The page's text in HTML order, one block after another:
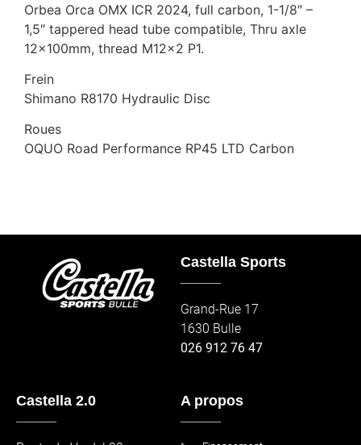
Orbea Orca OMX ICR 2024, full carbon, 1-1/8″ –
1,5″ tappered head tube compatible, Thru axle
12x100mm, thread M12x2 P1.
Frein
Shimano R8170 Hydraulic Disc
Roues
OQUO Road Performance RP45 LTD Carbon
Castella Sports
Grand-Rue 17
1630 Bulle
026 912 76 47
Castella 2.0
A propos